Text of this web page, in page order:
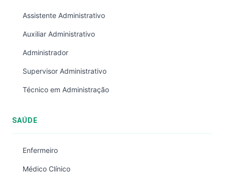
Assistente Administrativo
Auxiliar Administrativo
Administrador
Supervisor Administrativo
Técnico em Administração
SAÚDE
Enfermeiro
Médico Clínico